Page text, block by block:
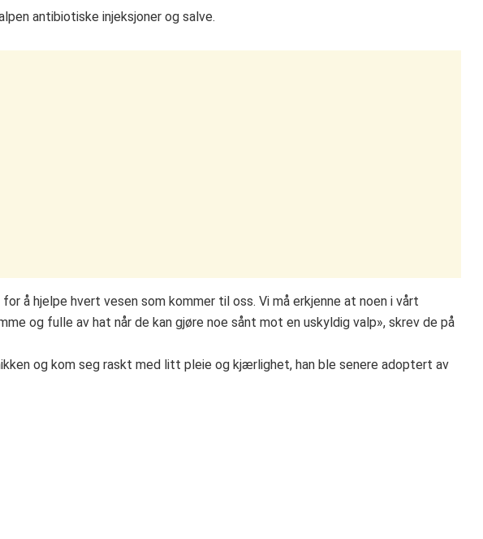
antibiotiske injeksjoner og salve.
å hjelpe hvert vesen som kommer til oss. Vi må erkjenne at noen i vårt
og fulle av hat når de kan gjøre noe sånt mot en uskyldig valp», skrev de på
og kom seg raskt med litt pleie og kjærlighet, han ble senere adoptert av